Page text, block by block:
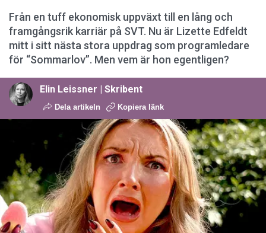
Från en tuff ekonomisk uppväxt till en lång och
framgångsrik karriär på SVT. Nu är Lizette Edfeldt
mitt i sitt nästa stora uppdrag som programledare
för “Sommarlov”. Men vem är hon egentligen?
Elin Leissner | Skribent
Dela artikeln Kopiera länk